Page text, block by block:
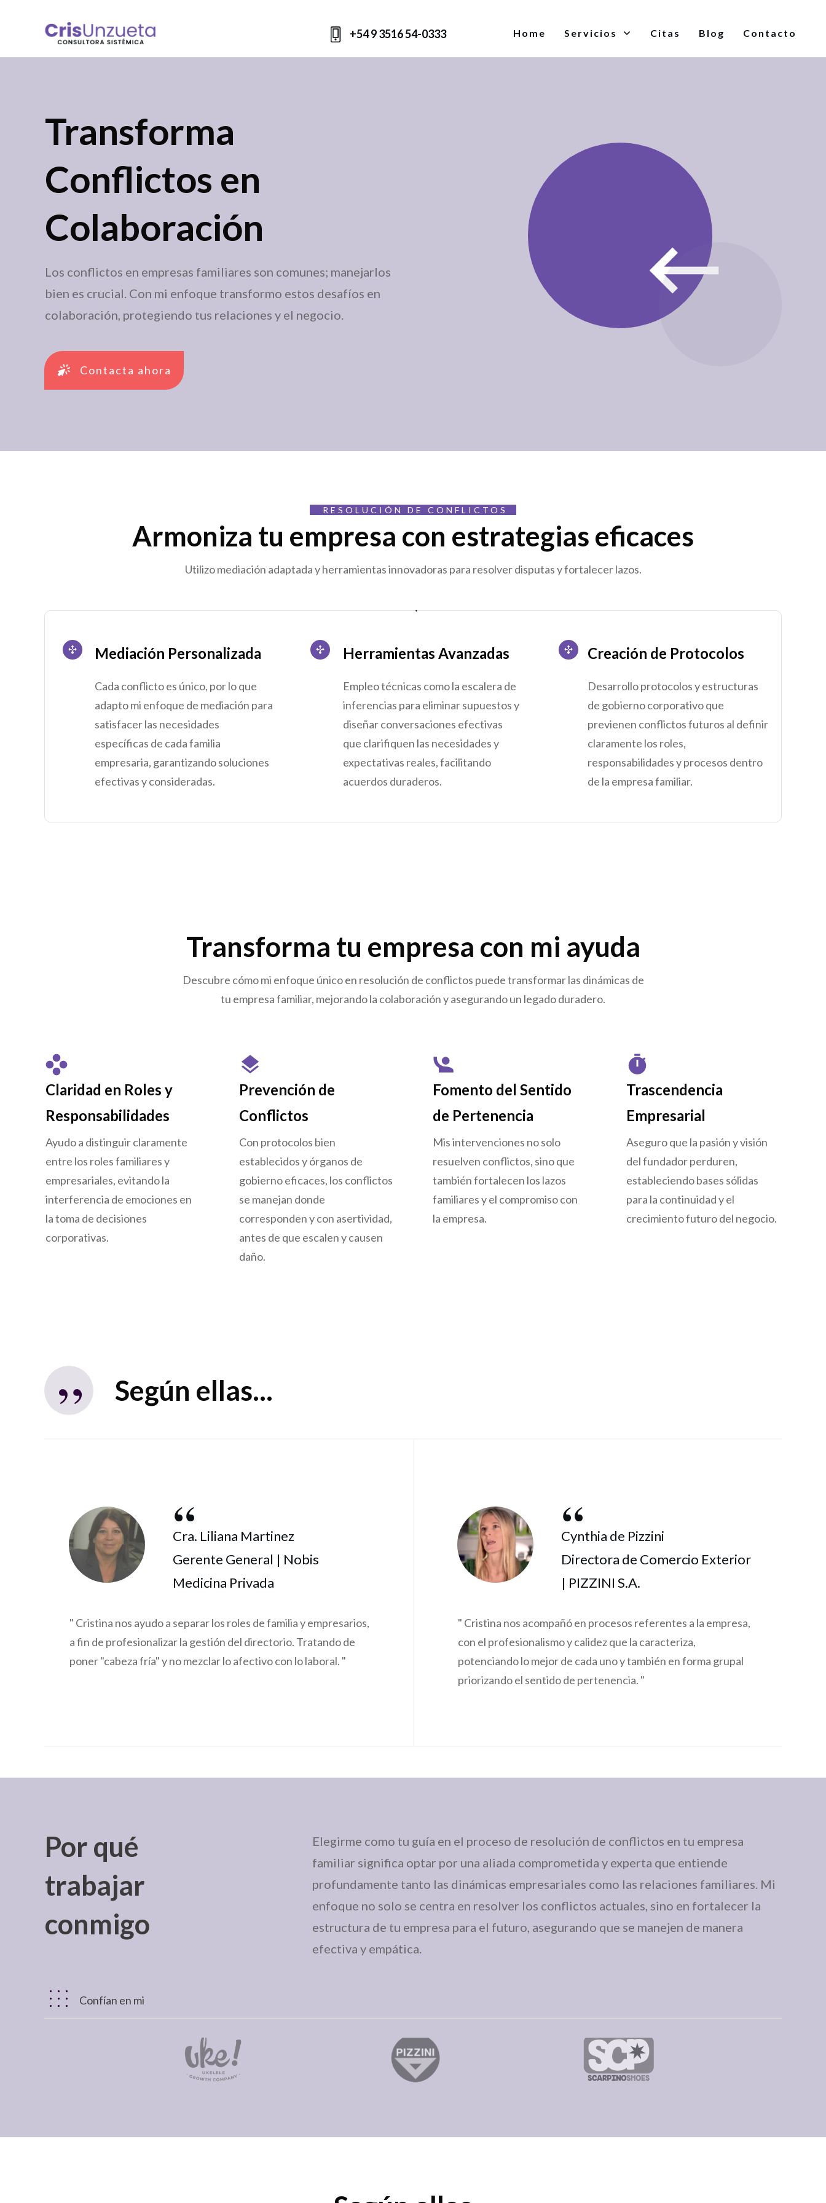
+54 9 3516 54-0333 Home Servicios Citas Blog Contacto
Transforma
Conflictos en
Colaboración
Los conflictos en empresas familiares son comunes; manejarlos
bien es crucial. Con mi enfoque transformo estos desafíos en
colaboración, protegiendo tus relaciones y el negocio.
Contacta ahora
RESOLUCIÓN DE CONFLICTOS
Armoniza tu empresa con estrategias eficaces
Utilizo mediación adaptada y herramientas innovadoras para resolver disputas y fortalecer lazos.
Mediación Personalizada
Cada conflicto es único, por lo que
adapto mi enfoque de mediación para
satisfacer las necesidades
específicas de cada familia
empresaria, garantizando soluciones
efectivas y consideradas.
Herramientas Avanzadas
Empleo técnicas como la escalera de
inferencias para eliminar supuestos y
diseñar conversaciones efectivas
que clarifiquen las necesidades y
expectativas reales, facilitando
acuerdos duraderos.
Creación de Protocolos
Desarrollo protocolos y estructuras
de gobierno corporativo que
previenen conflictos futuros al definir
claramente los roles,
responsabilidades y procesos dentro
de la empresa familiar.
Transforma tu empresa con mi ayuda
Descubre cómo mi enfoque único en resolución de conflictos puede transformar las dinámicas de
tu empresa familiar, mejorando la colaboración y asegurando un legado duradero.
Claridad en Roles y
Responsabilidades
Ayudo a distinguir claramente
entre los roles familiares y
empresariales, evitando la
interferencia de emociones en
la toma de decisiones
corporativas.
Prevención de
Conflictos
Con protocolos bien
establecidos y órganos de
gobierno eficaces, los conflictos
se manejan donde
corresponden y con asertividad,
antes de que escalen y causen
daño.
Fomento del Sentido
de Pertenencia
Mis intervenciones no solo
resuelven conflictos, sino que
también fortalecen los lazos
familiares y el compromiso con
la empresa.
Trascendencia
Empresarial
Aseguro que la pasión y visión
del fundador perduren,
estableciendo bases sólidas
para la continuidad y el
crecimiento futuro del negocio.
” Según ellas...
“
Cra. Liliana Martinez
Gerente General | Nobis
Medicina Privada
" Cristina nos ayudo a separar los roles de familia y empresarios,
a fin de profesionalizar la gestión del directorio. Tratando de
poner "cabeza fría" y no mezclar lo afectivo con lo laboral. "
“
Cynthia de Pizzini
Directora de Comercio Exterior
| PIZZINI S.A.
" Cristina nos acompañó en procesos referentes a la empresa,
con el profesionalismo y calidez que la caracteriza,
potenciando lo mejor de cada uno y también en forma grupal
priorizando el sentido de pertenencia. "
Por qué
trabajar
conmigo
Elegirme como tu guía en el proceso de resolución de conflictos en tu empresa
familiar significa optar por una aliada comprometida y experta que entiende
profundamente tanto las dinámicas empresariales como las relaciones familiares. Mi
enfoque no solo se centra en resolver los conflictos actuales, sino en fortalecer la
estructura de tu empresa para el futuro, asegurando que se manejen de manera
efectiva y empática.
Confían en mi